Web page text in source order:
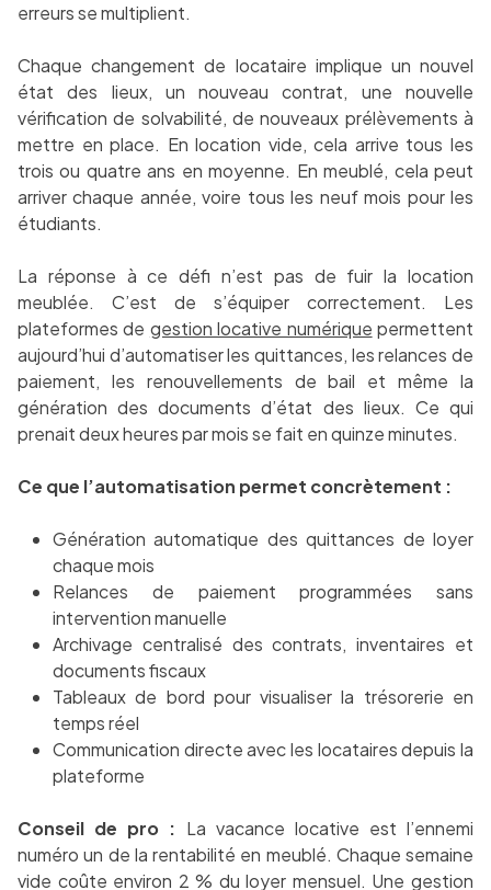
erreurs se multiplient.
Chaque changement de locataire implique un nouvel
état des lieux, un nouveau contrat, une nouvelle
vérification de solvabilité, de nouveaux prélèvements à
mettre en place. En location vide, cela arrive tous les
trois ou quatre ans en moyenne. En meublé, cela peut
arriver chaque année, voire tous les neuf mois pour les
étudiants.
La réponse à ce défi n’est pas de fuir la location
meublée. C’est de s’équiper correctement. Les
plateformes de gestion locative numérique permettent
aujourd’hui d’automatiser les quittances, les relances de
paiement, les renouvellements de bail et même la
génération des documents d’état des lieux. Ce qui
prenait deux heures par mois se fait en quinze minutes.
Ce que l’automatisation permet concrètement :
Génération automatique des quittances de loyer
chaque mois
Relances de paiement programmées sans
intervention manuelle
Archivage centralisé des contrats, inventaires et
documents fiscaux
Tableaux de bord pour visualiser la trésorerie en
temps réel
Communication directe avec les locataires depuis la
plateforme
Conseil de pro : La vacance locative est l’ennemi
numéro un de la rentabilité en meublé. Chaque semaine
vide coûte environ 2 % du loyer mensuel. Une gestion